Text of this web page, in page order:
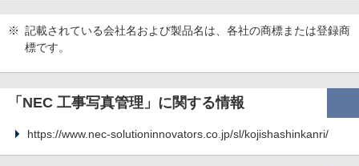
※ 記載されている会社名および製品名は、各社の商標または登録商
標です。
「NEC 工事写真管理」に関する情報
https://www.nec-solutioninnovators.co.jp/sl/kojishashinkanri/